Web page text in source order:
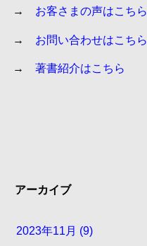
→ お客さまの声はこちら
→ お問い合わせはこちら
→ 著書紹介はこちら
アーカイブ
2023年11月 (9)